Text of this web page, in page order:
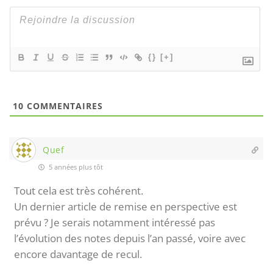
{} [+]
10 COMMENTAIRES
Quef
5 années plus tôt
Tout cela est très cohérent.
Un dernier article de remise en perspective est
prévu ? Je serais notamment intéressé pas
l’évolution des notes depuis l’an passé, voire avec
encore davantage de recul.